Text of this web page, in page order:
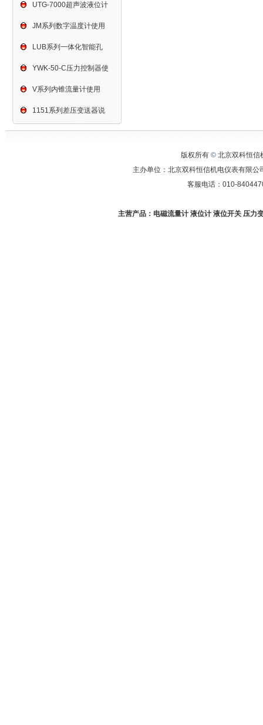
UTG-7000超声波液位计
JM系列数字温度计使用
LUB系列一体化智能孔
YWK-50-C压力控制器使
V系列内锥流量计使用
1151系列差压变送器说
版权所有 © 北京双科恒信
主办单位：北京双科恒信机电仪表有限
客服电话：010-
主营产品：电磁流量计 液位计 液位开关 压力